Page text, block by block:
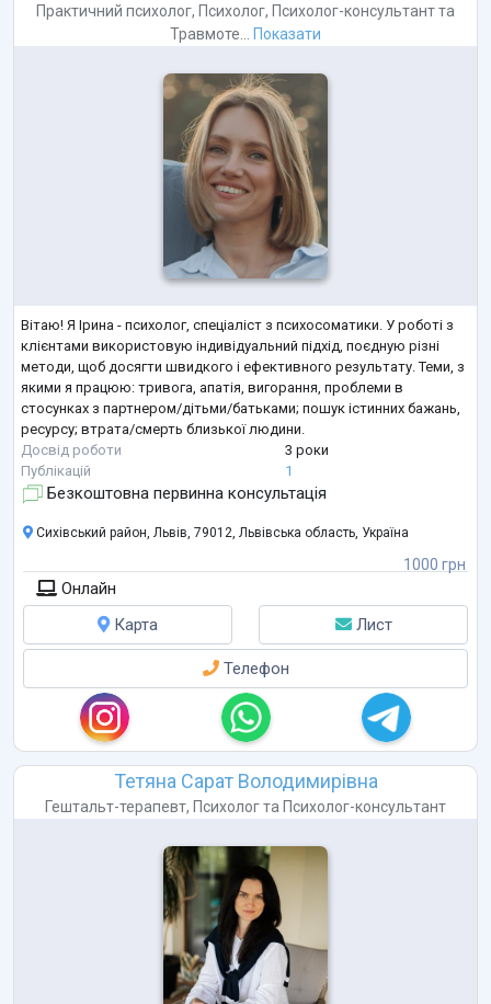
Практичний психолог, Психолог, Психолог-консультантта
Травмоте...
Показати
Вітаю! Я Ірина - психолог, спеціаліст з психосоматики. У роботі з
клієнтами використовую індивідуальний підхід, поєдную різні
методи, щоб досягти швидкого і ефективного результату. Теми, з
якими я працюю: тривога, апатія, вигорання, проблеми в
стосунках з партнером/дітьми/батьками; пошук істинних бажань,
ресурсу; втрата/смерть близької людини.
Досвід роботи
3 роки
Публікацій
1
Безкоштовна первинна консультація
1000 грн
Сихівський район, Львів, 79012, Львівська область, Україна
Онлайн
Карта
Лист
Телефон
Тетяна Сарат Володимирівна
Гештальт-терапевт, Психологта Психолог-консультант